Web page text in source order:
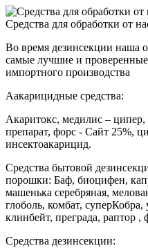
Средства для обработки от
Во время дезинсекции наша
самые лучшие и проверенные
импортного производства
Аакарицидные средства:
Акаритокс, медилис –
препарат, форс - Сайт 25%,
инсектоакарицид.
Средства бытовой
порошки: Баф, биоцифен,
машенька серебряная,
глоболь, комбат,
клинбейт, преграда, раптор ,
Средства дезинсекции: